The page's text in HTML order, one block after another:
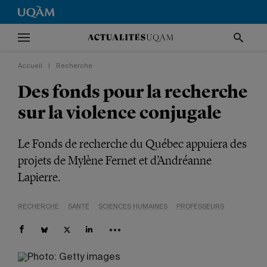
Accueil Recherche
Des fonds pour la recherche
sur la violence conjugale
Le Fonds de recherche du Québec appuiera des
projets de Mylène Fernet et d’Andréanne
Lapierre.
RECHERCHE SANTÉ SCIENCES HUMAINES PROFESSEURS